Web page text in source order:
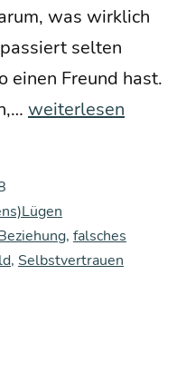
was wirk­lich
sel­ten
einen Freund hast.
Über
Selbst­
bil­
der
weiterlesen
, falsches
, Selbstvertrauen